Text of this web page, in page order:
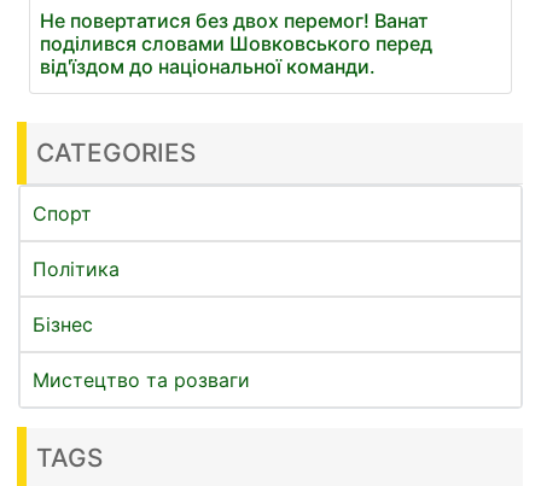
Не повертатися без двох перемог! Ванат
поділився словами Шовковського перед
від'їздом до національної команди.
CATEGORIES
Спорт
Політика
Бізнес
Мистецтво та розваги
TAGS